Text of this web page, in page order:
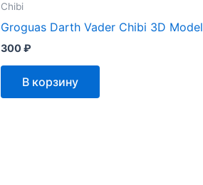
Chibi
Groguas Darth Vader Chibi 3D Model
300₽
В корзину